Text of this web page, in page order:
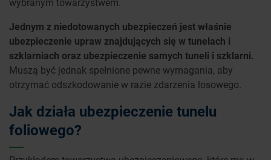
Jednym z niedotowanych ubezpieczeń jest właśnie
ubezpieczenie upraw znajdujących się w tunelach i
szklarniach oraz ubezpieczenie samych tuneli i szklarni.
Muszą być jednak spełnione pewne wymagania, aby
otrzymać odszkodowanie w razie zdarzenia losowego.
Jak działa ubezpieczenie tunelu
foliowego?